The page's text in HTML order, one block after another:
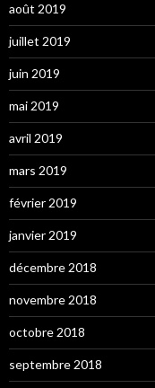
août 2019
juillet 2019
juin 2019
mai 2019
avril 2019
mars 2019
février 2019
janvier 2019
décembre 2018
novembre 2018
octobre 2018
septembre 2018